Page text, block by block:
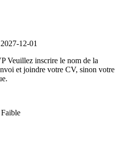
12-01
Veuillez inscrire le nom de la
et joindre votre CV, sinon votre